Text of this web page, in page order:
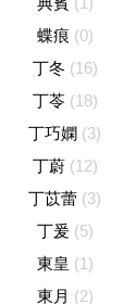
蝶痕 (0)
丁冬 (16)
丁苓 (18)
丁巧嫻 (3)
丁蔚 (12)
丁苡蕾 (3)
丁爰 (5)
東皇 (1)
東月 (2)